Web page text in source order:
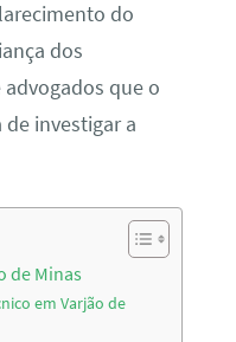
do
dos
que o
investigar a
de Minas
em Varjão de